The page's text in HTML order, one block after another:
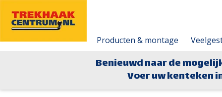
Producten & montage
Benieuwd naar de
Voer uw kenteken